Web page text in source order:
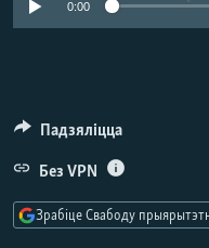
КУЛЬТУРА
МОВА0:00
Падзяліцца
Без VPN
Зрабіце Свабоду